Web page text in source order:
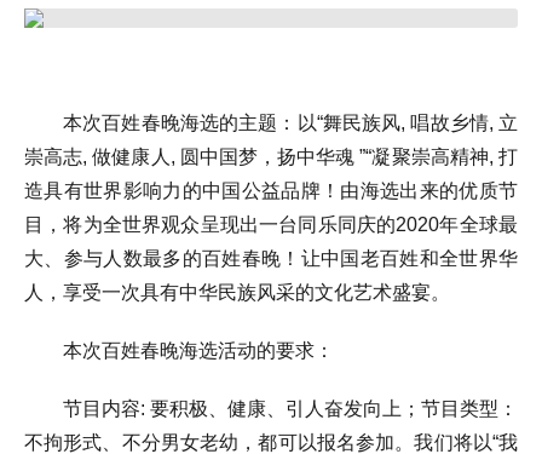
本次百姓春晚海选的主题：以“舞民族风, 唱故乡情, 立
崇高志, 做健康人, 圆中国梦，扬中华魂 ”“凝聚崇高精神, 打
造具有世界影响力的中国公益品牌！由海选出来的优质节
目，将为全世界观众呈现出一台同乐同庆的2020年全球最
大、参与人数最多的百姓春晚！让中国老百姓和全世界华
人，享受一次具有中华民族风采的文化艺术盛宴。
本次百姓春晚海选活动的要求：
节目内容: 要积极、健康、引人奋发向上；节目类型：
不拘形式、不分男女老幼，都可以报名参加。我们将以“我